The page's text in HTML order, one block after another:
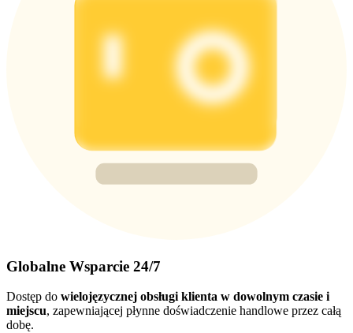
Globalne Wsparcie 24/7
Dostęp do wielojęzycznej obsługi klienta w dowolnym czasie i
miejscu, zapewniającej płynne doświadczenie handlowe przez całą
dobę.